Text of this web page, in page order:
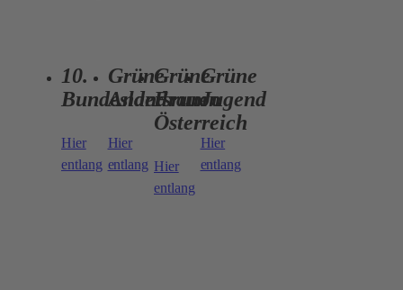
10.
Bundesland
Hier
entlang
Grüne
Andersrum
Hier
entlang
Grüne
Frauen
Österreich
Hier
entlang
Grüne
Jugend
Hier
entlang